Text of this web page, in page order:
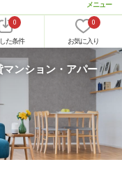
0
た条件
0
お気に入り
マンション・アパー